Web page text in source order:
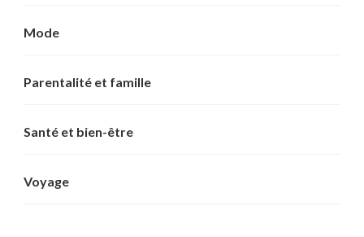
Mode
Parentalité et famille
Santé et bien-être
Voyage